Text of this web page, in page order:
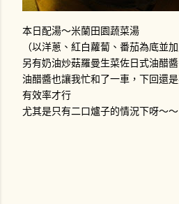
本日配湯～米蘭田園蔬菜湯
（以洋蔥、紅白蘿蔔、番茄為底並
另有奶油炒菇羅曼生菜佐日式油醋醬
油醋醬也讓我忙和了一車，下回還
有效率才行
尤其是只有二口爐子的情況下呀～～